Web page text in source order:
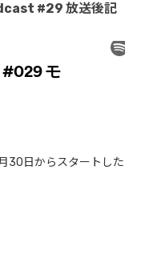
#29 放送後記
30日からスタートした